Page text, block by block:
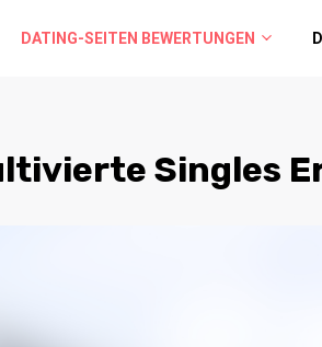
DATING-SEITEN BEWERTUNGEN
Singles